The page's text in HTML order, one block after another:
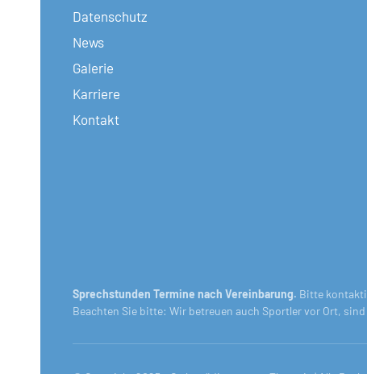
Datenschutz
News
Galerie
Karriere
Kontakt
Sprechstunden Termine nach Vereinbarung. Bitte
Beachten Sie bitte: Wir betreuen auch Sportler vor Ort,